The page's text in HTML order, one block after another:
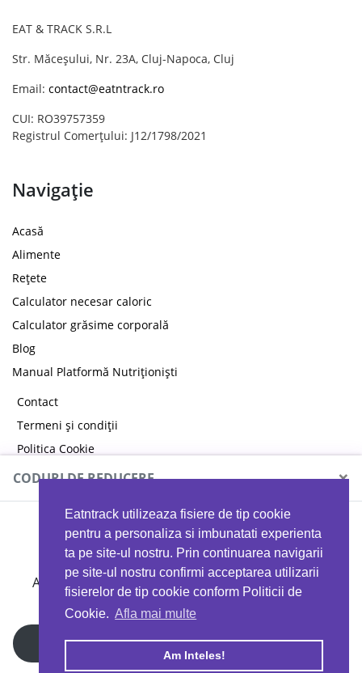
Eatntrack utilizeaza fisiere de tip cookie
pentru a personaliza si imbunatati experienta
ta pe site-ul nostru. Prin continuarea navigarii
pe site-ul nostru confirmi acceptarea utilizarii
fisierelor de tip cookie conform Politicii de
Cookie. Afla mai multe
Am Inteles!
EAT & TRACK S.R.L
Str. Măceșului, Nr. 23A, Cluj-Napoca, Cluj
Email: contact@eatntrack.ro
CUI: RO39757359
Registrul Comerțului: J12/1798/2021
Navigație
Acasă
Alimente
Rețete
Calculator necesar caloric
Calculator grăsime corporală
Blog
Manual Platformă Nutriționiști
Contact
Termeni și condiții
Politica Cookie
Politica de confidențialitate
Copyright © 2026 EAT & TRACK S.R.L
CODURI DE REDUCERE ×
MYPROTEIN
Ai 40%reducere la orice comandă folosind codul
EATTRACK
Profită acum